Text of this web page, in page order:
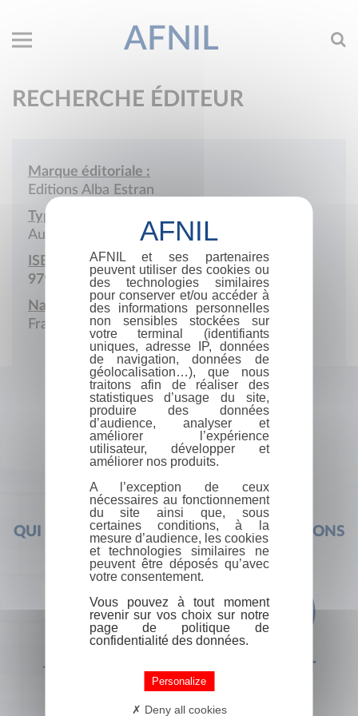
AFNIL
RECHERCHE ÉDITEUR
Marque éditoriale :
Editions Alba Estran
Type de société :
Auto-édition
ISBN :
979-10-987263
Nationalité :
France
QUI SOMMES-NOUS ? FOIRE AUX QUESTIONS
+33 (0) 1 44 41 29 19 CONTACT
AFNIL et ses partenaires
peuvent utiliser des cookies ou
des technologies similaires
pour conserver et/ou accéder à
des informations personnelles
non sensibles stockées sur
votre terminal (identifiants
uniques, adresse IP, données
de navigation, données de
géolocalisation…), que nous
traitons afin de réaliser des
statistiques d’usage du site,
produire des données
d’audience, analyser et
améliorer l’expérience
utilisateur, développer et
améliorer nos produits.
A l’exception de ceux
nécessaires au fonctionnement
du site ainsi que, sous
certaines conditions, à la
mesure d’audience, les cookies
et technologies similaires ne
peuvent être déposés qu’avec
votre consentement.
Vous pouvez à tout moment
revenir sur vos choix sur notre
page de politique de
confidentialité des données.
Personalize
Deny all cookies